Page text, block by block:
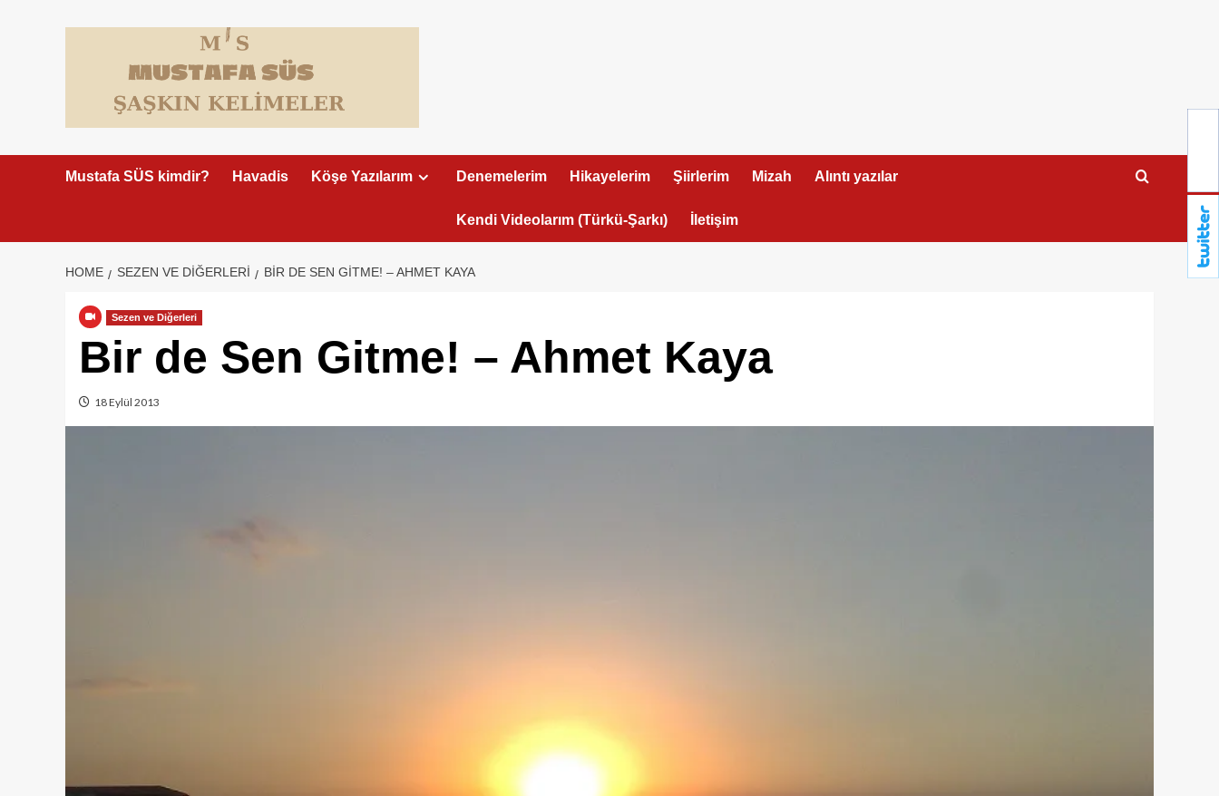
Mustafa SÜS kimdir? Havadis Köşe Yazılarım Denemelerim Hikayelerim Şiirlerim Mizah Alıntı yazılar
Kendi Videolarım (Türkü-Şarkı) İletişim
HOME SEZEN VE DIĞERLERI BIR DE SEN GITME! – AHMET KAYA
Sezen ve Diğerleri
Bir de Sen Gitme! – Ahmet Kaya
18 Eylül 2013